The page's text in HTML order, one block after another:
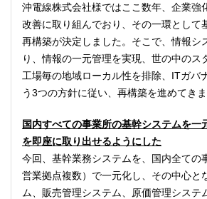
沖電線株式会社様ではここ数年、企業強
改善に取り組んでおり、その一環として
再構築が決定しました。そこで、情報シ
り、情報の一元管理を実現、世の中のス
工場毎の地域ローカル性を排除、ITガバ
う3つの方針に従い、再構築を進めてきま
国内すべての事業所の基幹システムを一
を即座に取り出せるようにした
今回、基幹業務システムを、国内全ての
営業拠点複数）で一元化し、その中心と
ム、販売管理システム、原価管理システ